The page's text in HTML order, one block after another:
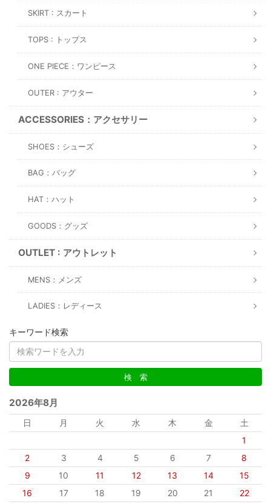
SKIRT : スカート
TOPS : トップス
ONE PIECE：ワンピース
OUTER : アウター
ACCESSORIES：アクセサリー
SHOES：シューズ
BAG：バッグ
HAT：ハット
GOODS：グッズ
OUTLET : アウトレット
MENS：メンズ
LADIES：レディース
キーワード検索
2026年8月
日 月 火 水 木 金
土
1
2
3 4 5 6 7
8
9
10 11 12 13 14
15
16
17 18 19 20 21
22